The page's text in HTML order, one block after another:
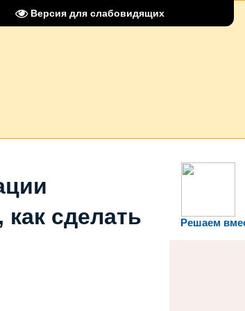
Версия для слабовидящих
Решаем
сделать